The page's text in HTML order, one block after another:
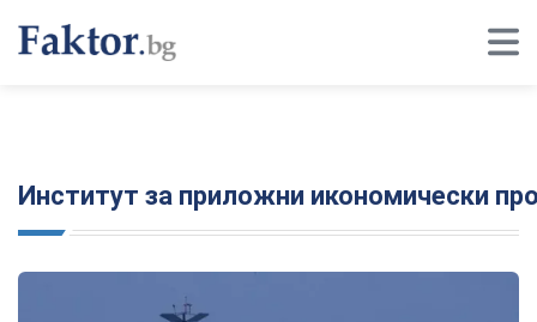
Институт за приложни икономически